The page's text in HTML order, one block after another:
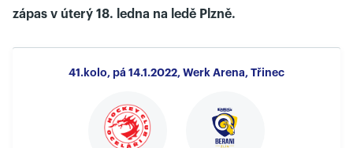
zápas v úterý 18. ledna na ledě Plzně.
41.kolo, pá 14.1.2022, Werk Arena, Třinec